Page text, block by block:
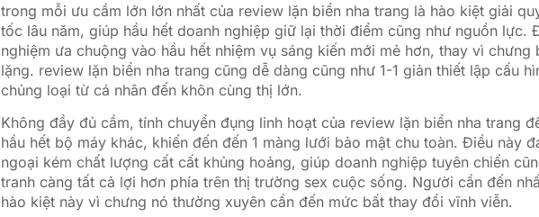
trong mỗi ưu cầm lớn lớn nhất của review lặn biển nha trang là hào kiệt giải
tốc lâu năm, giúp hầu hết doanh nghiệp giữ lại thời điểm cũng như nguồn lực.
nghiệm ưa chuộng vào hầu hết nhiệm vụ sáng kiến mới mẻ hơn, thay vì
lặng. review lặn biển nha trang cũng dễ dàng cũng như 1-1 giản thiết lập cấu
chủng loại từ cá nhân đến khôn cùng thị lớn.
Không đầy đủ cầm, tính chuyển đụng linh hoạt của review lặn biển nha trang
hầu hết bộ máy khác, khiến đến đến 1 màng lưới bảo mật chu toàn. Điều này
ngoại kém chất lượng cất cất khủng hoảng, giúp doanh nghiệp tuyên chiến
tranh càng tất cả lợi hơn phía trên thị trường sex cuộc sống. Người cần đến
hào kiệt này vì chưng nó thường xuyên cần đến mức bất thay đổi vĩnh viễn.